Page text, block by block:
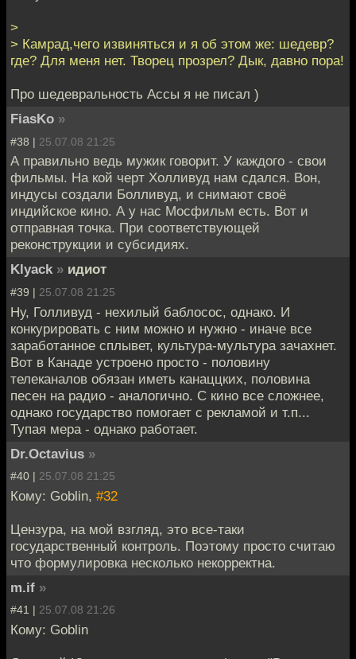
>
> Камрад,чего извиняться и я об этом же: шедевр?
где? Для меня нет. Творец прозрел? Дык, давно пора!
Про шедевральность Ассы я не писал )
FiasKo »
#38 | 25.07.08 21:25
А правильно ведь мужик говорит. У каждого - свои
фильмы. На кой черт Холливуд нам сдался. Вон,
индусы создали Болливуд, и снимают своё
индийское кино. А у нас Мосфильм есть. Вот и
отправная точка. При соответствующей
реконструкции и субсидиях.
Klyack » идиот
#39 | 25.07.08 21:25
Ну, Голливуд - нехилый баблосос, однако. И
конкурировать с ним можно и нужно - иначе все
заработанное сплывет, культура-мультура зачахнет.
Вот в Канаде устроено просто - половину
телеканалов обязан иметь канаццких, половина
песен на радио - аналогично. С кино все сложнее,
однако государство помогает с рекламой и т.п...
Тупая мера - однако работает.
Dr.Octavius »
#40 | 25.07.08 21:25
Кому: Goblin, #32
Цензура, на мой взгляд, это все-таки
государственный контроль. Поэтому просто считаю
что формулировка несколько некорректна.
m.if »
#41 | 25.07.08 21:26
Кому: Goblin